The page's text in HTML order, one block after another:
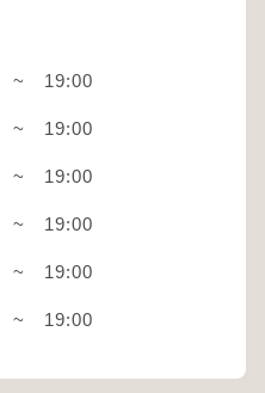
~ 19:00
~ 19:00
~ 19:00
~ 19:00
~ 19:00
~ 19:00